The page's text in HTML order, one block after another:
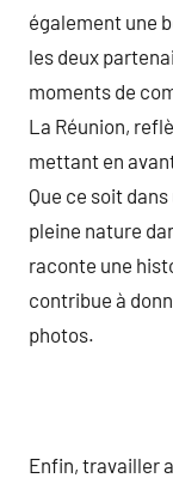
également une
les deux
moments de
La Réunion,
mettant en
Que ce soit
pleine nature
raconte une
contribue à
photos.
Enfin, travailler